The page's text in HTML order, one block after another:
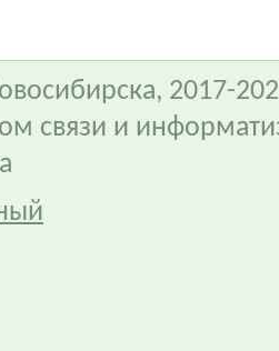
2017-
связи и